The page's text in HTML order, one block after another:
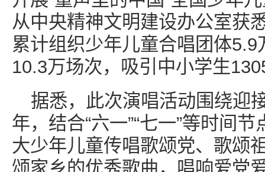
从中央精神文明建设办公室获
累计组织少年儿童合唱团体
10.3万场次，吸引中小学生
据悉，此次演唱活动围绕迎
年，结合“六一”“七一”等时间
大少年儿童传唱歌颂党、歌颂